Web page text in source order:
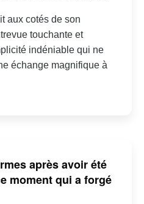
aux cotés de son
touchante et
indéniable qui ne
échange magnifique à
après avoir été
moment qui a forgé